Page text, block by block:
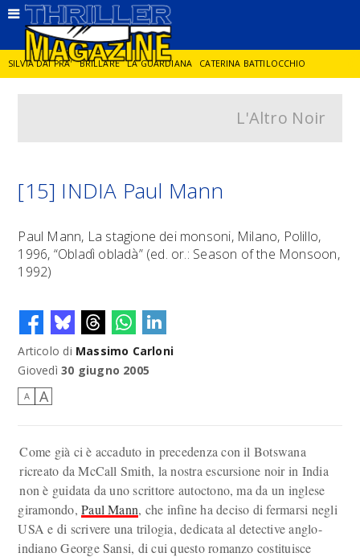
SILVIA DAI PRA' BRILLARE LA GUARDIANA CATERINA BATTILOCCHIO
GIANCARLO DE CATALDO
L'Altro Noir
[15] INDIA Paul Mann
Paul Mann, La stagione dei monsoni, Milano, Polillo,
1996, “Obladì obladà” (ed. or.: Season of the Monsoon,
1992)
Articolo di Massimo Carloni
Giovedì 30 giugno 2005
A A
Come già ci è accaduto in precedenza con il Botswana
ricreato da McCall Smith, la nostra escursione noir in India
non è guidata da uno scrittore autoctono, ma da un inglese
giramondo,Paul Mann, che infine ha deciso di fermarsi negli
USA e di scrivere una trilogia, dedicata al detective anglo-
indiano George Sansi, di cui questo romanzo costituisce